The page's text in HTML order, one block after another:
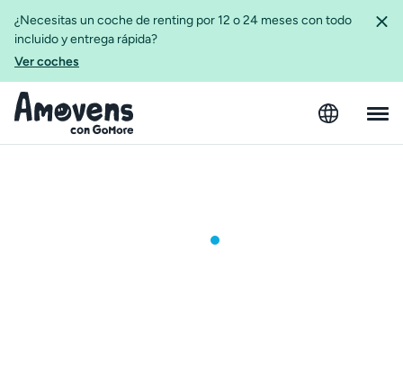
¿Necesitas un coche de renting por 12 o 24 meses con todo
incluido y entrega rápida?
Ver coches